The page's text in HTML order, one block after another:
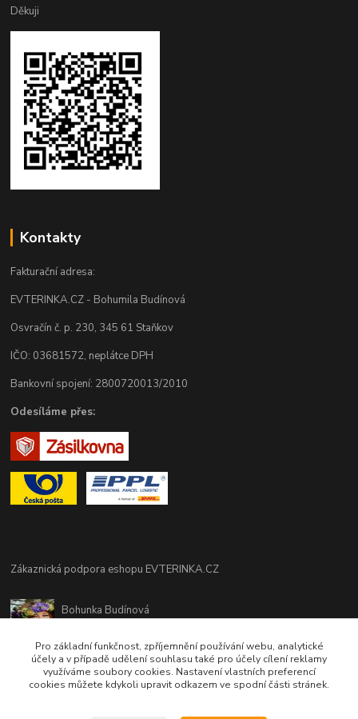
Děkuji
Kontakty
Fakturační adresa:
EVTERINKA.CZ - Bohumila Budínová
Osvračín č. p. 230, 345 61 Staňkov
IČO: 03681572, neplátce DPH
Bankovní spojení: 2800720013/2010
Odesíláme přes:
Zákaznická podpora eshopu EVTERINKA.CZ
Bohunka Budínová
(Po-Pá - 9:00-17:00hod, So 8:00-12:00hod)
obchod@evterinka.cz
Pro základní funkčnost, zpříjemnění používání webu, analytické
účely a v případě udělení souhlasu také pro účely cílení reklamy
využíváme soubory cookies. Nastavení vlastních preferencí
cookies můžete kdykoli upravit odkazem ve spodní části stránek.